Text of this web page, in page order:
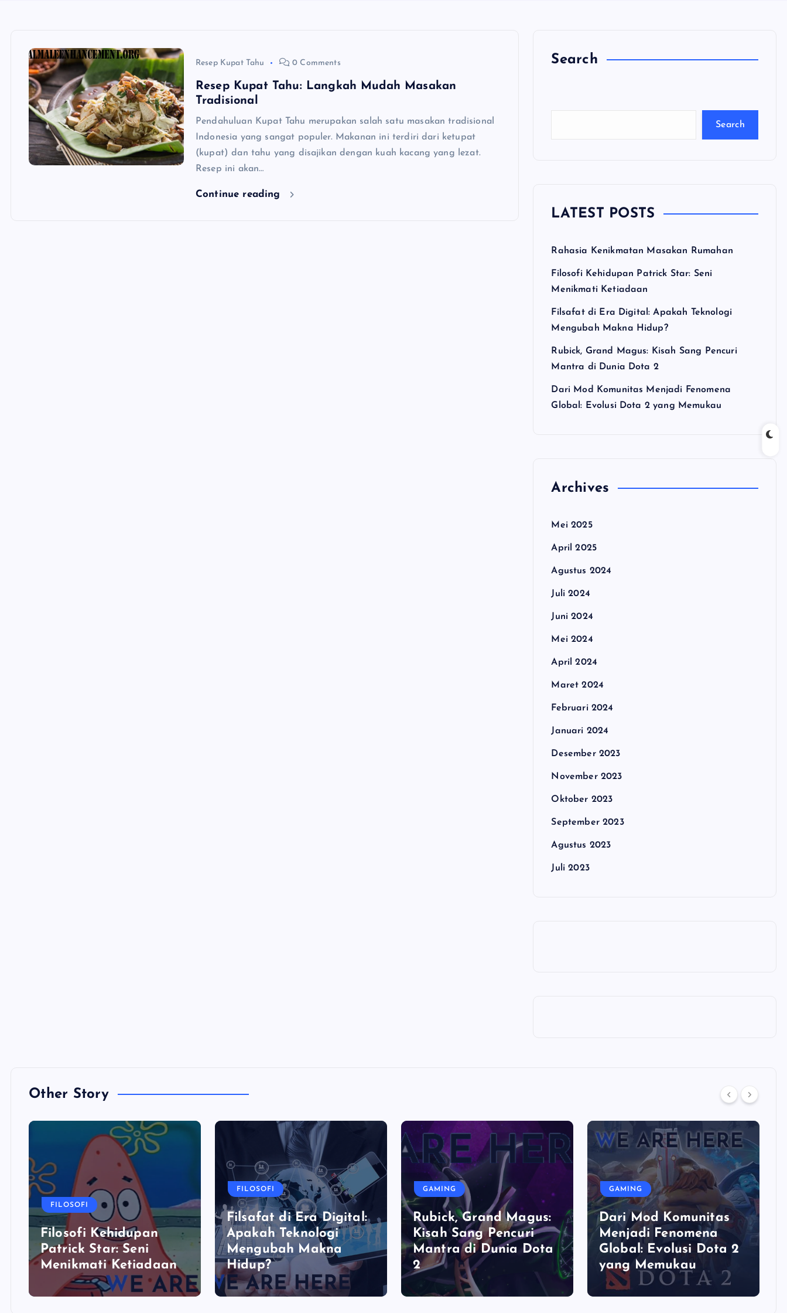
Resep Kupat Tahu 0 Comments
Resep Kupat Tahu: Langkah Mudah Masakan
Tradisional
Pendahuluan Kupat Tahu merupakan salah satu masakan tradisional
Indonesia yang sangat populer. Makanan ini terdiri dari ketupat
(kupat) dan tahu yang disajikan dengan kuah kacang yang lezat.
Resep ini akan…
Continue reading
Search
C
Search
LATEST POSTS
Rahasia Kenikmatan Masakan Rumahan
Filosofi Kehidupan Patrick Star: Seni
Menikmati Ketiadaan
Filsafat di Era Digital: Apakah Teknologi
Mengubah Makna Hidup?
Rubick, Grand Magus: Kisah Sang Pencuri
Mantra di Dunia Dota 2
Dari Mod Komunitas Menjadi Fenomena
Global: Evolusi Dota 2 yang Memukau
Archives
Mei 2025
April 2025
Agustus 2024
Juli 2024
Juni 2024
Mei 2024
April 2024
Maret 2024
Februari 2024
Januari 2024
Desember 2023
November 2023
Oktober 2023
September 2023
Agustus 2023
Juli 2023
Other Story
FILOSOFI
Filosofi Kehidupan
Patrick Star: Seni
Menikmati Ketiadaan
FILOSOFI
Filsafat di Era Digital:
Apakah Teknologi
Mengubah Makna
Hidup?
GAMING
Rubick, Grand Magus:
Kisah Sang Pencuri
Mantra di Dunia Dota
2
GAMING
Dari Mod Komunitas
Menjadi Fenomena
Global: Evolusi Dota 2
yang Memukau